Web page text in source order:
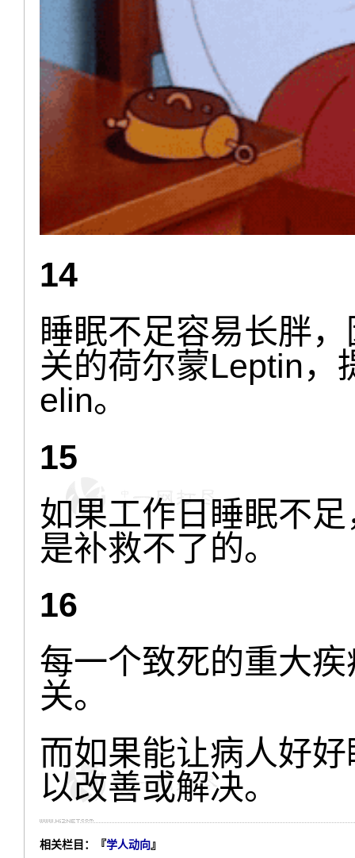
14
睡眠不足容易长胖
关的荷尔蒙Leptin，
elin。
15
如果工作日睡眠不
是补救不了的。
16
每一个致死的重大
关。
而如果能让病人好
以改善或解决。
相关栏目：『学人动向』